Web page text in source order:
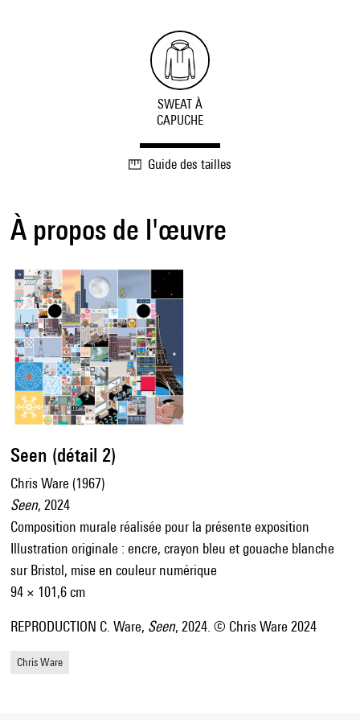
SWEAT À
CAPUCHE
Guide des tailles
À propos de l'œuvre
Seen (détail 2)
Chris Ware (1967)
Seen, 2024
Composition murale réalisée pour la présente exposition
Illustration originale : encre, crayon bleu et gouache blanche
sur Bristol, mise en couleur numérique
94 × 101,6 cm
REPRODUCTION C. Ware, Seen, 2024. © Chris Ware 2024
Chris Ware